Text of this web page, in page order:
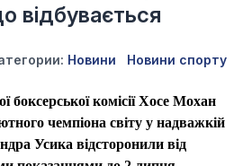
відбувається
Новини Новини спорту
боксерської комісії Хосе Мохан
чемпіона світу у надважкій
Усика відсторонили від